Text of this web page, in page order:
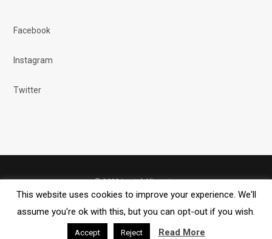
Facebook
Instagram
Twitter
© 2023 Lanțul Alimentar
FACEBOOK
X (TWITTER)
INSTAGRAM
This website uses cookies to improve your experience. We'll
assume you're ok with this, but you can opt-out if you wish.
Accept Reject Read More